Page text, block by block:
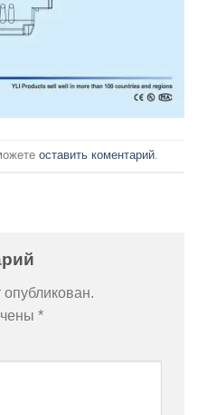
оставить коментарий.
*